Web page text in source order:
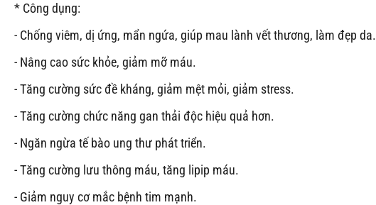
* Công dụng:
- Chống viêm, dị ứng, mẩn ngứa, giúp mau lành vết thương, làm đẹp da.
- Nâng cao sức khỏe, giảm mỡ máu.
- Tăng cường sức đề kháng, giảm mệt mỏi, giảm stress.
- Tăng cường chức năng gan thải độc hiệu quả hơn.
- Ngăn ngừa tế bào ung thư phát triển.
- Tăng cường lưu thông máu, tăng lipip máu.
- Giảm nguy cơ mắc bệnh tim mạnh.